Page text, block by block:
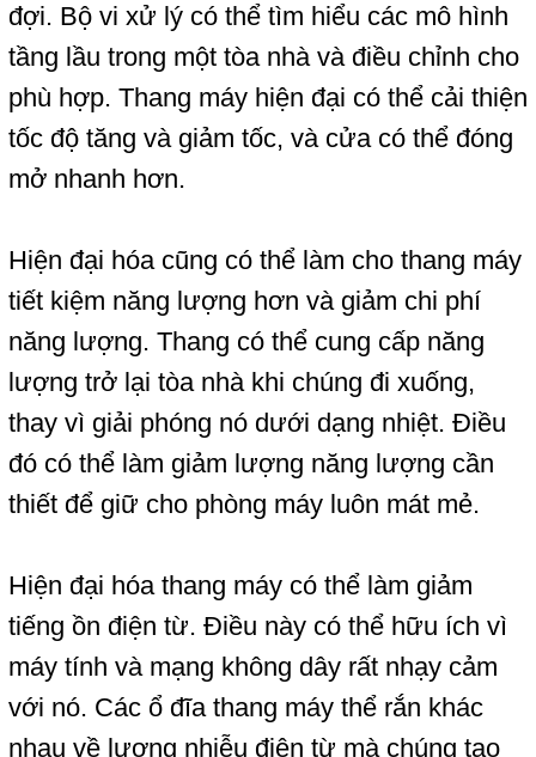
đợi. Bộ vi xử lý có thể tìm hiểu các mô hình
tầng lầu trong một tòa nhà và điều chỉnh cho
phù hợp. Thang máy hiện đại có thể cải thiện
tốc độ tăng và giảm tốc, và cửa có thể đóng
mở nhanh hơn.
Hiện đại hóa cũng có thể làm cho thang máy
tiết kiệm năng lượng hơn và giảm chi phí
năng lượng. Thang có thể cung cấp năng
lượng trở lại tòa nhà khi chúng đi xuống,
thay vì giải phóng nó dưới dạng nhiệt. Điều
đó có thể làm giảm lượng năng lượng cần
thiết để giữ cho phòng máy luôn mát mẻ.
Hiện đại hóa thang máy có thể làm giảm
tiếng ồn điện từ. Điều này có thể hữu ích vì
máy tính và mạng không dây rất nhạy cảm
với nó. Các ổ đĩa thang máy thể rắn khác
nhau về lượng nhiễu điện từ mà chúng tạo